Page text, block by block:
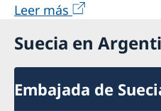
Leer más
Suecia en
Embajada de